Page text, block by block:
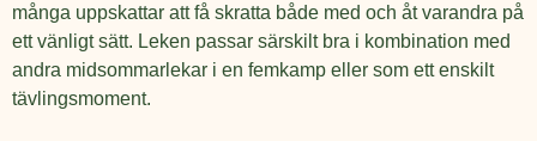
många uppskattar att få skratta både med och åt varandra på
ett vänligt sätt. Leken passar särskilt bra i kombination med
andra midsommarlekar i en femkamp eller som ett enskilt
tävlingsmoment.